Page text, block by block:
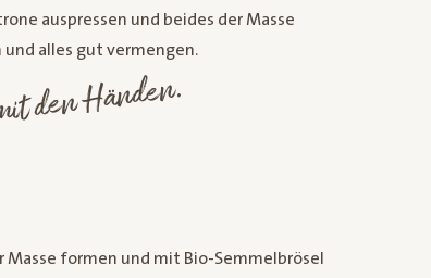
auspressen und beides der Masse
alles gut vermengen.
den Händen.
Masse formen und mit Bio-Semmelbrösel